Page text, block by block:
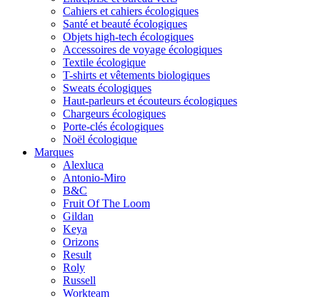
Cahiers et cahiers écologiques
Santé et beauté écologiques
Objets high-tech écologiques
Accessoires de voyage écologiques
Textile écologique
T-shirts et vêtements biologiques
Sweats écologiques
Haut-parleurs et écouteurs écologiques
Chargeurs écologiques
Porte-clés écologiques
Noël écologique
Marques
Alexluca
Antonio-Miro
B&C
Fruit Of The Loom
Gildan
Keya
Orizons
Result
Roly
Russell
Workteam